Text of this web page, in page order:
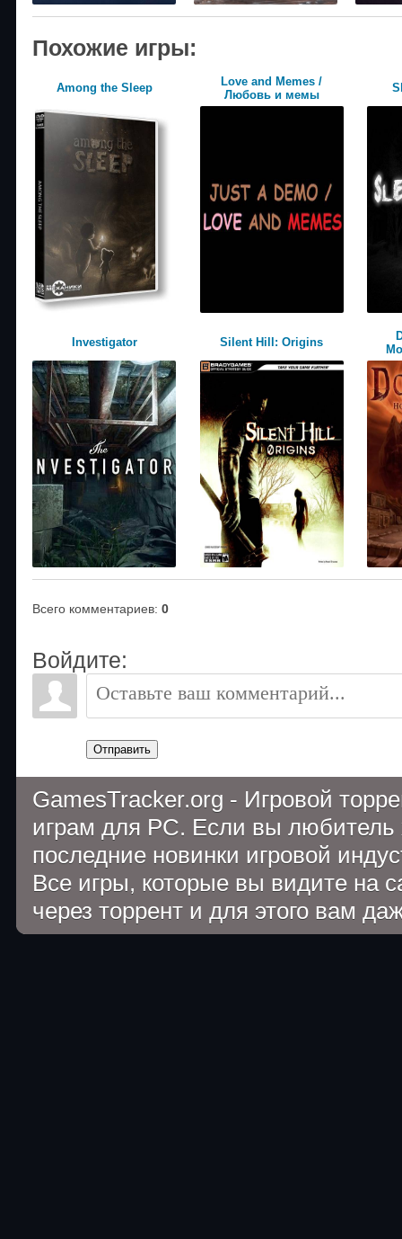
Похожие игры:
Among the Sleep
Love and Memes /
Любовь и мемы
Investigator Silent Hill: Origins
Всего комментариев: 0
Войдите:
Отправить
GamesTracker.org - Игровой
играм для PC. Если вы
последние новинки игровой
Все игры, которые вы видите на
через торрент и для этого вам